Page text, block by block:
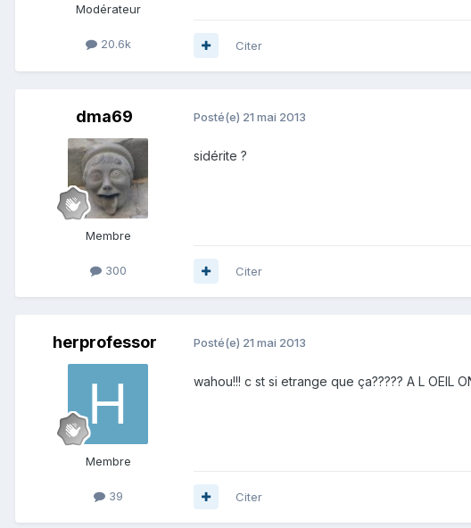
Modérateur
20.6k Citer
dma69
Membre
300
Posté(e) 21 mai 2013
sidérite ?
Citer
herprofessor
Membre
39
Posté(e) 21 mai 2013
wahou!!! c st si etrange que ça????? A L OEIL
Citer